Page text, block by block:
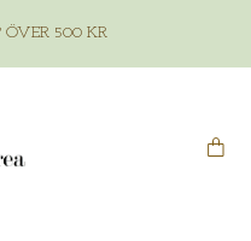
ÖVER 500 KR